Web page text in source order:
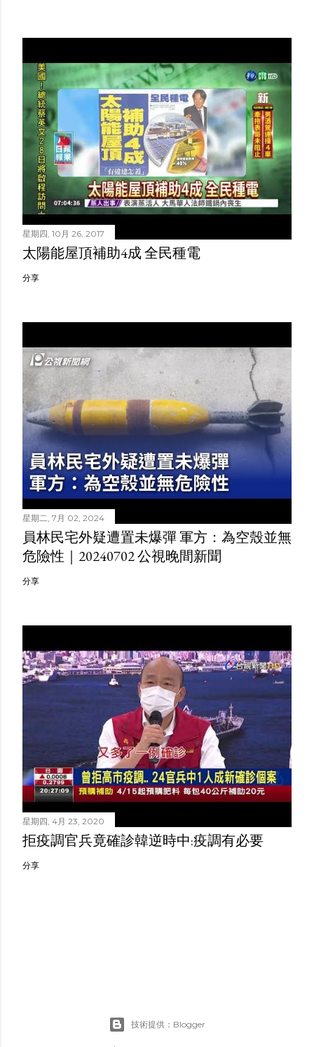
星期四, 10月 26, 2017
太陽能屋頂補助4成 全民種電
分享
星期二, 7月 02, 2024
員林民宅外疑遭置未爆彈 軍方：為空殼並無
危險性｜20240702 公視晚間新聞
分享
星期四, 4月 23, 2020
拒疫調官兵竟確診韓逆時中:疫調有必要
分享
技術提供：Blogger